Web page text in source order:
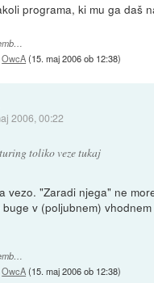
programa, ki mu ga daš
OwcA(15. maj 2006 ob 12:38)
2006, 00:22
toliko veze tukaj
vezo. "Zaradi njega" ne
v (poljubnem)
OwcA(15. maj 2006 ob 12:38)